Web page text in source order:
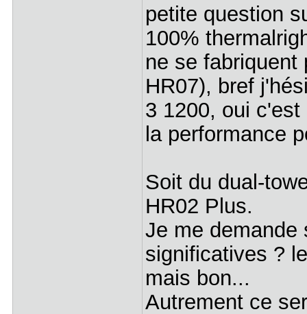
petite question
100%
ne se fabriquent
HR07), bref
3 1200, oui
la performance
Soit du dual-
HR02 Plus.
Je me demande
significatives ?
mais bon...
Autrement ce